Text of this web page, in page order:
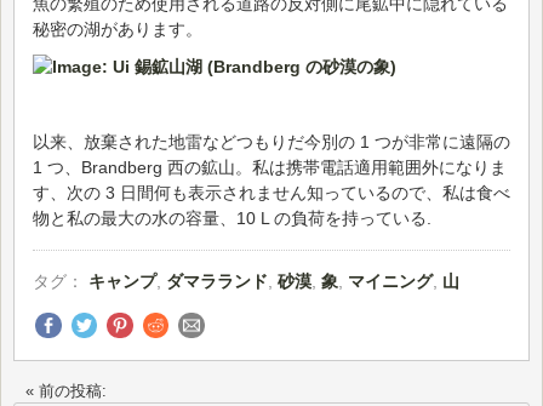
秘密の湖があります。
以来、放棄された地雷などつもりだ今別の 1 つが非常に遠隔の
1 つ、Brandberg 西の鉱山。私は携帯電話適用範囲外になりま
す、次の 3 日間何も表示されません知っているので、私は食べ
物と私の最大の水の容量、10 L の負荷を持っている.
タグ： キャンプ, ダマラランド 砂漠 象 マイニング, 山
« 前の投稿: